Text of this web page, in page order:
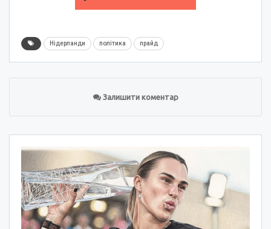
Нідерланди політика прайд
Залишити коментар